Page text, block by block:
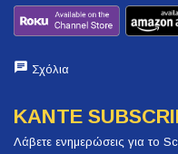
Σχόλια
ΚΑΝΤΕ
Λάβετε ενημερώσεις για το